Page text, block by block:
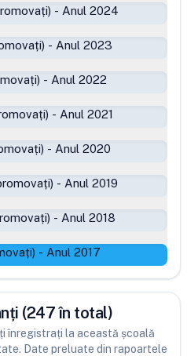
- Anul 2024
- Anul 2023
- Anul 2022
- Anul 2021
- Anul 2020
- Anul 2019
- Anul 2018
- Anul 2017
(247 în total)
înregistrați la această școală
Date preluate din rapoartele